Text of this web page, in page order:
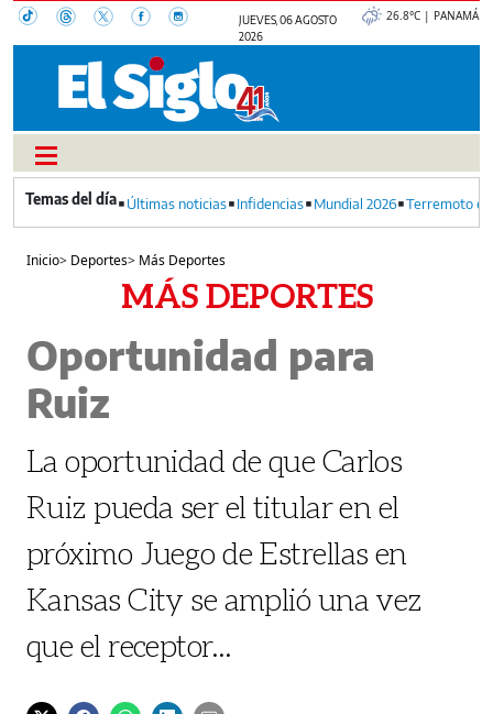
JUEVES, 06 AGOSTO
2026
26.8°C | PANAMÁ
Últimas noticias Infidencias Mundial 2026 Terremoto
Inicio> Deportes> Más Deportes
MÁS DEPORTES
Oportunidad para
Ruiz
La oportunidad de que Carlos
Ruiz pueda ser el titular en el
próximo Juego de Estrellas en
Kansas City se amplió una vez
que el receptor...